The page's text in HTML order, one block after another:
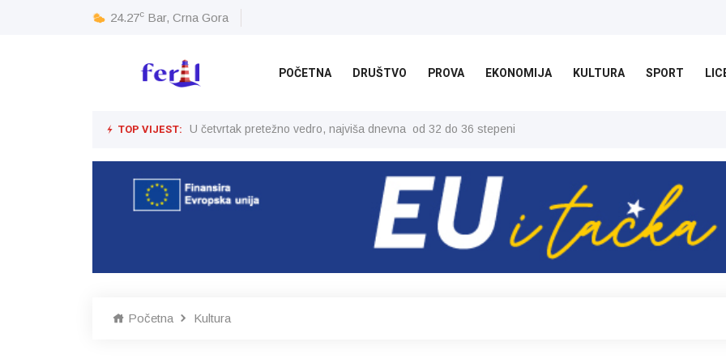
24.27c Bar, Crna Gora
POČETNA DRUŠTVO PROVA EKONOMIJA KULTURA SPORT
TOP VIJEST: U četvrtak pretežno vedro, najviša dnevna od 32 do 36 stepeni
Početna Kultura